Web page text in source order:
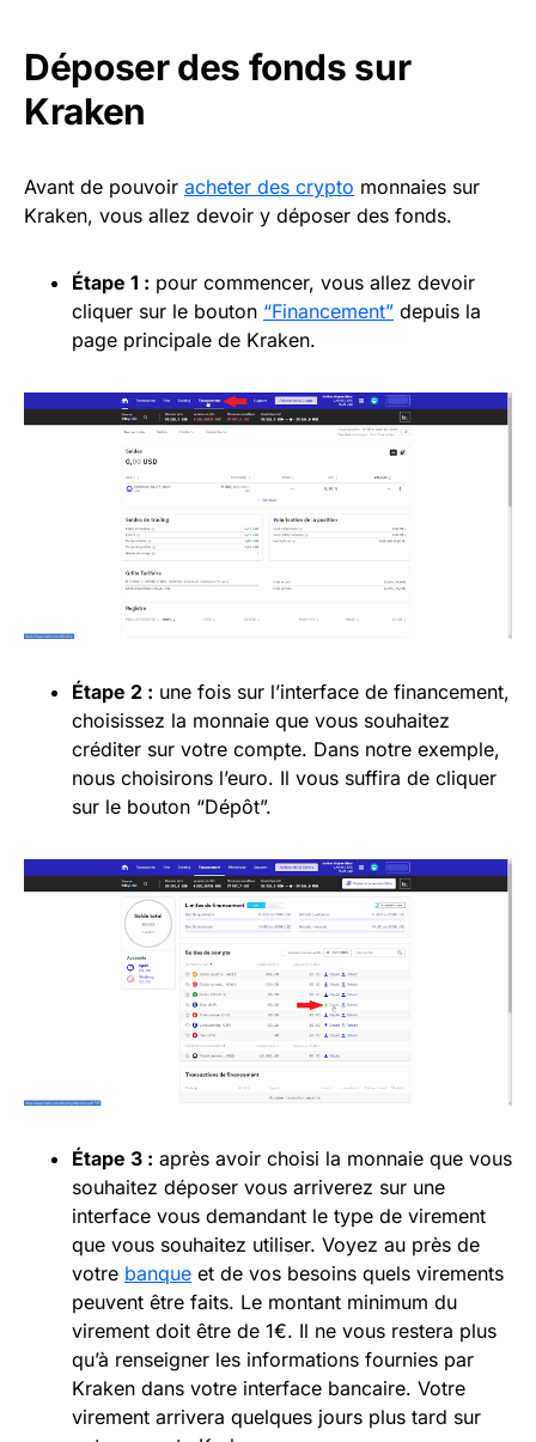
Déposer des fonds sur
Kraken
Avant de pouvoir acheter des crypto monnaies sur
Kraken, vous allez devoir y déposer des fonds.
Étape 1 : pour commencer, vous allez devoir
cliquer sur le bouton “Financement” depuis la
page principale de Kraken.
Étape 2 : une fois sur l’interface de financement,
choisissez la monnaie que vous souhaitez
créditer sur votre compte. Dans notre exemple,
nous choisirons l’euro. Il vous suffira de cliquer
sur le bouton “Dépôt”.
Étape 3 : après avoir choisi la monnaie que vous
souhaitez déposer vous arriverez sur une
interface vous demandant le type de virement
que vous souhaitez utiliser. Voyez au près de
votre banque et de vos besoins quels virements
peuvent être faits. Le montant minimum du
virement doit être de 1€. Il ne vous restera plus
qu’à renseigner les informations fournies par
Kraken dans votre interface bancaire. Votre
virement arrivera quelques jours plus tard sur